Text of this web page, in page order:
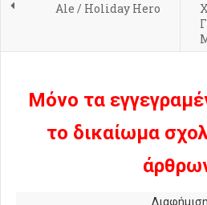
Ale / Holiday Hero
Μόνο τα
το δικαίωμα
Διαφήμιση